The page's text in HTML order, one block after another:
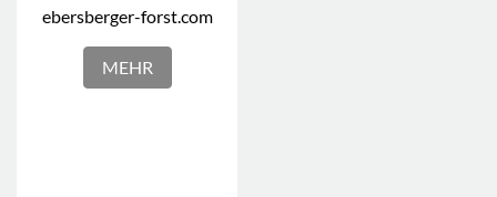
ebersberger-forst.com
MEHR